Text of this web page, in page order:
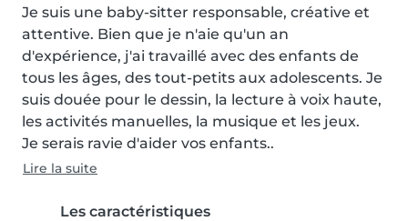
Je suis une baby-sitter responsable, créative et
attentive. Bien que je n'aie qu'un an
d'expérience, j'ai travaillé avec des enfants de
tous les âges, des tout-petits aux adolescents. Je
suis douée pour le dessin, la lecture à voix haute,
les activités manuelles, la musique et les jeux.
Je serais ravie d'aider vos enfants..
Lire la suite
Les caractéristiques